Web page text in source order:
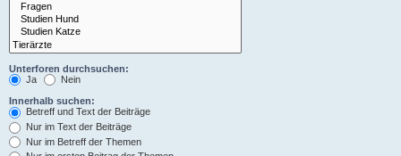
Unterforen durchsuchen:
Ja
Nein
Innerhalb suchen:
Betreff und Text der Beiträge
Nur im Text der Beiträge
Nur im Betreff der Themen